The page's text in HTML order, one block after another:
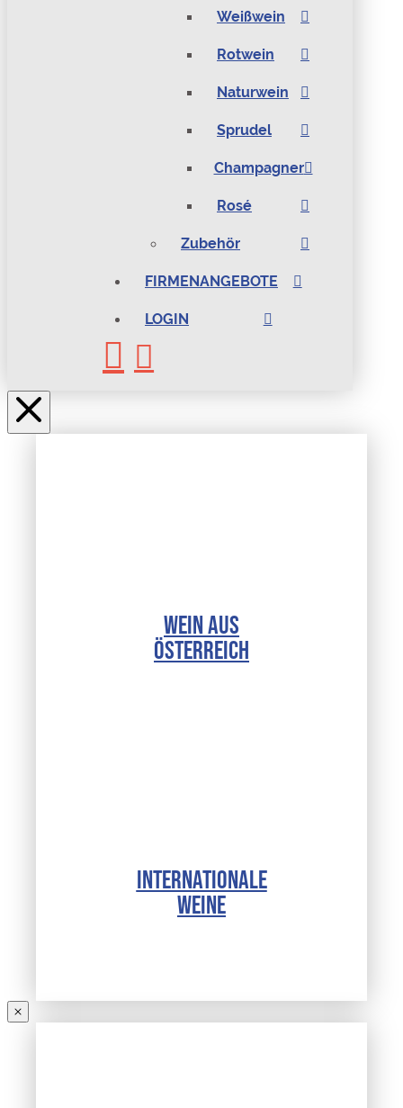
Weißwein
Rotwein
Naturwein
Sprudel
Champagner
Rosé
Zubehör
FIRMENANGEBOTE
LOGIN
WEIN AUS
ÖSTERREICH
INTERNATIONALE
WEINE